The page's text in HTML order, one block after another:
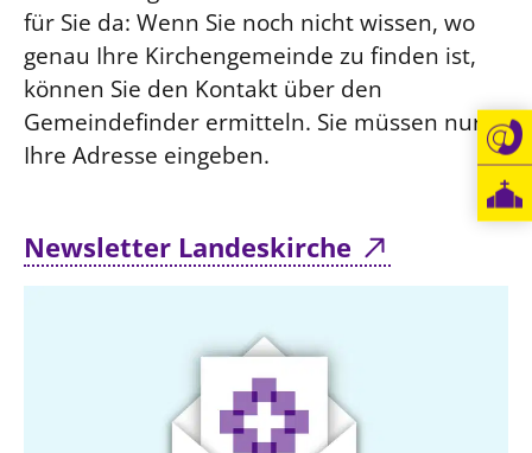
für Sie da: Wenn Sie noch nicht wissen, wo
genau Ihre Kirchengemeinde zu finden ist,
können Sie den Kontakt über den
Gemeindefinder ermitteln. Sie müssen nur
Ihre Adresse eingeben.
Newsletter Landeskirche